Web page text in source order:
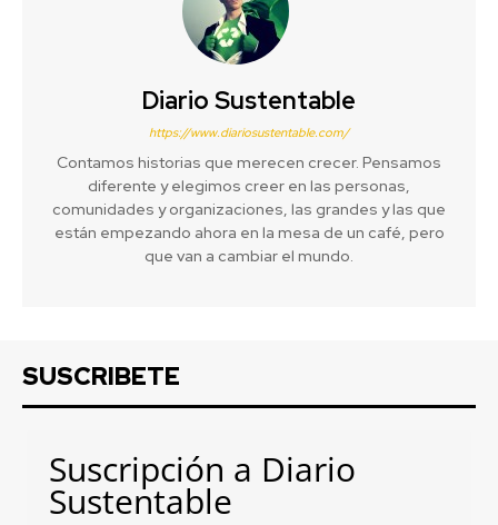
Diario Sustentable
https://www.diariosustentable.com/
Contamos historias que merecen crecer. Pensamos
diferente y elegimos creer en las personas,
comunidades y organizaciones, las grandes y las que
están empezando ahora en la mesa de un café, pero
que van a cambiar el mundo.
SUSCRIBETE
Suscripción a Diario
Sustentable